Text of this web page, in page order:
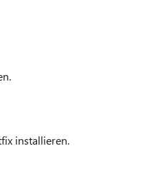
installieren.